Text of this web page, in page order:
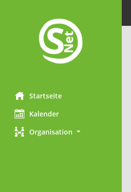
Startseite
Kalender
Organisation